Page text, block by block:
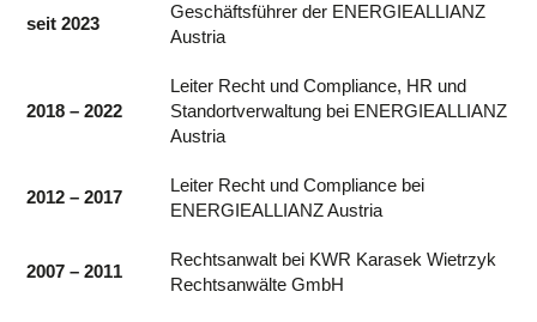
seit 2023
Geschäftsführer der ENERGIEALLIANZ
Austria
2018 – 2022
Leiter Recht und Compliance, HR und
Standortverwaltung bei ENERGIEALLIANZ
Austria
2012 – 2017
Leiter Recht und Compliance bei
ENERGIEALLIANZ Austria
2007 – 2011
Rechtsanwalt bei KWR Karasek Wietrzyk
Rechtsanwälte GmbH